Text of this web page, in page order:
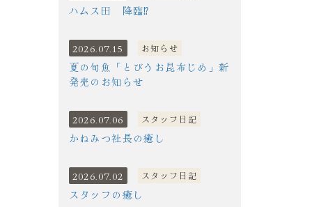
ハムス田 降臨⁉
2026.07.15 お知らせ
夏の旬魚「とびうお昆布じめ」新
発売のお知らせ
2026.07.06 スタッフ日記
かねみつ社長の癒し
2026.07.02 スタッフ日記
スタッフの癒し